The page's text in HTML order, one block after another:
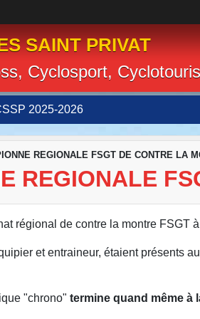
SAINT PRIVAT
Cyclosport,
2025-2026
REGIONALE FSGT DE CONTRE LA
REGIONALE
régional de contre la montre FSGT
et entraineur, étaient présents
"chrono" termine quand même à